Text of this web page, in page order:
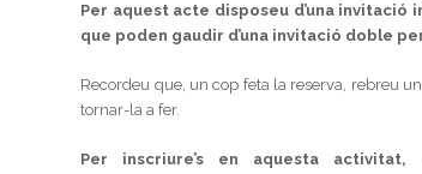
Per aquest acte disposeu d’una
que poden gaudir d’una invitació doble
Recordeu que, un cop feta la reserva, rebreu
tornar-la a fer.
Per inscriure’s en aquesta